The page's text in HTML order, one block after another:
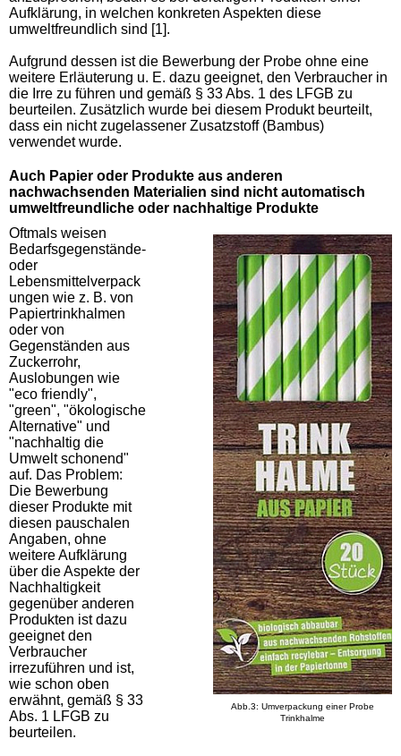
Aufklärung, in welchen konkreten Aspekten diese
umweltfreundlich sind [1].
Aufgrund dessen ist die Bewerbung der Probe ohne eine
weitere Erläuterung u. E. dazu geeignet, den Verbraucher in
die Irre zu führen und gemäß § 33 Abs. 1 des LFGB zu
beurteilen. Zusätzlich wurde bei diesem Produkt beurteilt,
dass ein nicht zugelassener Zusatzstoff (Bambus)
verwendet wurde.
Auch Papier oder Produkte aus anderen
nachwachsenden Materialien sind nicht automatisch
umweltfreundliche oder nachhaltige Produkte
Abb.3: Umverpackung einer Probe
Trinkhalme
Oftmals weisen
Bedarfsgegenstände-
oder
Lebensmittelverpack
ungen wie z. B. von
Papiertrinkhalmen
oder von
Gegenständen aus
Zuckerrohr,
Auslobungen wie
"eco friendly",
"green", "ökologische
Alternative" und
"nachhaltig die
Umwelt schonend"
auf. Das Problem:
Die Bewerbung
dieser Produkte mit
diesen pauschalen
Angaben, ohne
weitere Aufklärung
über die Aspekte der
Nachhaltigkeit
gegenüber anderen
Produkten ist dazu
geeignet den
Verbraucher
irrezuführen und ist,
wie schon oben
erwähnt, gemäß § 33
Abs. 1 LFGB zu
beurteilen.